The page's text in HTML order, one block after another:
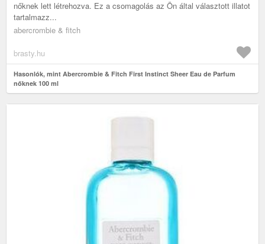
nőknek lett létrehozva. Ez a csomagolás az Ön által választott illatot
tartalmazz...
abercrombie & fitch
brasty.hu
Hasonlók, mint Abercrombie & Fitch First Instinct Sheer Eau de Parfum
nőknek 100 ml